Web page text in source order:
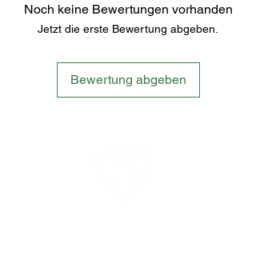
Noch keine Bewertungen vorhanden
Jetzt die erste Bewertung abgeben.
Bewertung abgeben